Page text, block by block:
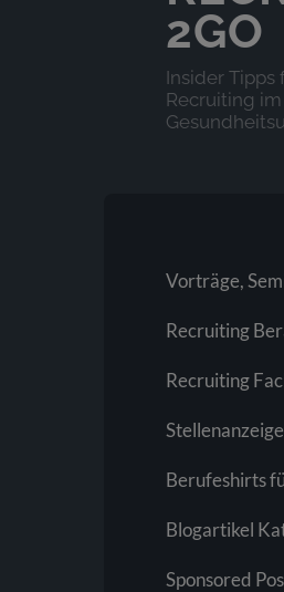
2GO
Insider
Recruiting
Vorträge,
Recruiting
Recruiting
Berufeshirts
Blogartikel
Sponsored